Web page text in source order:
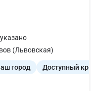
(Львовская)
город
Доступный